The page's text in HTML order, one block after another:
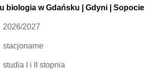
biologia w Gdańsku | Gdyni | Sopocie
2026/2027
stacjonarne
studia I i II stopnia